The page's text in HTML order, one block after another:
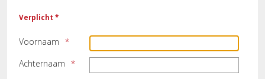
Verplicht *
Voornaam
Achternaam